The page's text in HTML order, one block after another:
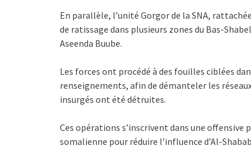
En parallèle, l’unité Gorgor de la SNA,
de ratissage dans plusieurs zones du Bas-
Aseenda Buube.
Les forces ont procédé à des fouilles ciblées
renseignements, afin de démanteler les
insurgés ont été détruites.
Ces opérations s’inscrivent dans une offensive
somalienne pour réduire l’influence d’Al-